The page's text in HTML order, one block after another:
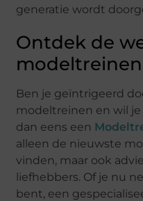
generatie wordt
Ontdek de
modeltreinen
Ben je geïntrigeerd
modeltreinen en wil
dan eens een
alleen de nieuwste
vinden, maar ook
liefhebbers. Of je nu
bent, een